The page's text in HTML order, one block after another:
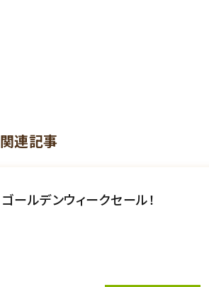
関連記事
ゴールデンウィークセール！